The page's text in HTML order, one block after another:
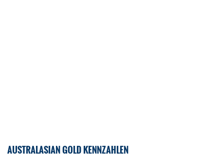
AUSTRALASIAN GOLD KENNZAHLEN